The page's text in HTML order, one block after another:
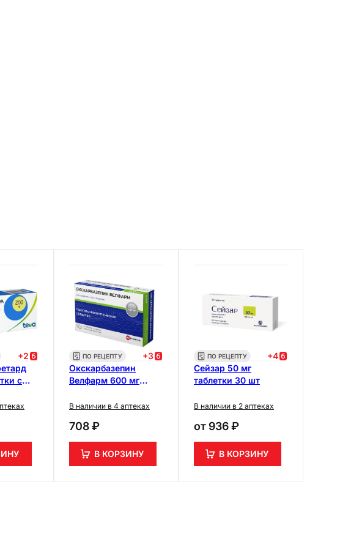
+2
с
50
ПО РЕЦЕПТУ +3
Окскарбазепин
Велфарм 600 мг
В наличии в 4 аптеках
708 ₽
В КОРЗИНУ
ПО РЕЦЕПТУ +4
Сейзар 50 мг
таблетки 30 шт
В наличии в 2 аптеках
от936 ₽
В КОРЗИНУ